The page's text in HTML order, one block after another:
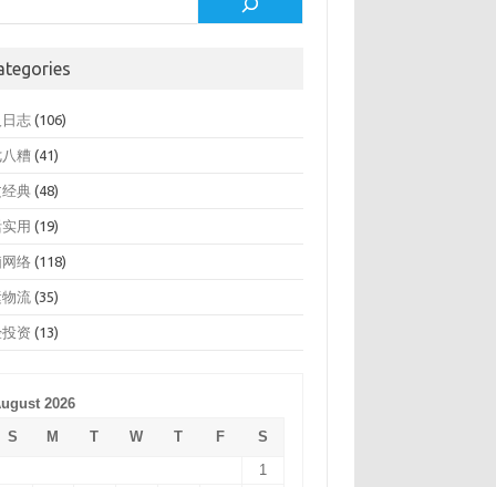
志 (106)
糟 (41)
典 (48)
用 (19)
络 (118)
流 (35)
资 (13)
2026
S
M T W T F
S
1